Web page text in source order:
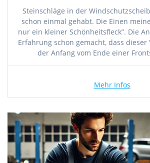
Steinschläge in der
schon einmal gehabt. Die Einen
nur ein kleiner Schönheitsfleck”. Die
Erfahrung schon gemacht, dass dieser
der Anfang vom Ende einer
Mehr Infos